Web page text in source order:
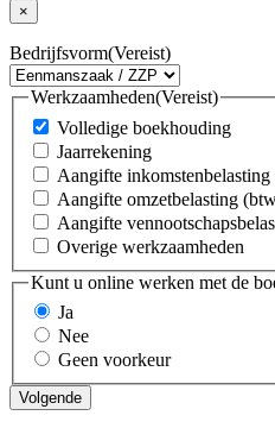
×
Bedrijfsvorm(Vereist)
Werkzaamheden(Vereist)
Volledige boekhouding
Jaarrekening
Aangifte inkomstenbelasting
Aangifte omzetbelasting
Aangifte
Overige werkzaamheden
Kunt u online werken met de
Ja
Nee
Geen voorkeur